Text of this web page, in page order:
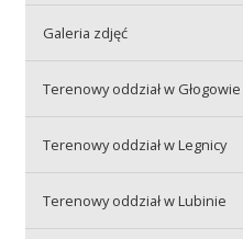
Akcje wyjazdowe
Galeria zdjęć
Terenowy oddział w Głogowie
Terenowy oddział w Legnicy
Terenowy oddział w Lubinie